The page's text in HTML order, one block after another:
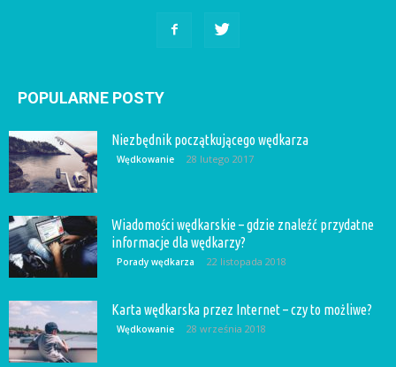
POPULARNE POSTY
Niezbędnik początkującego wędkarza
Wędkowanie 28 lutego 2017
Wiadomości wędkarskie – gdzie znaleźć przydatne
informacje dla wędkarzy?
Porady wędkarza 22 listopada 2018
Karta wędkarska przez Internet – czy to możliwe?
Wędkowanie 28 września 2018